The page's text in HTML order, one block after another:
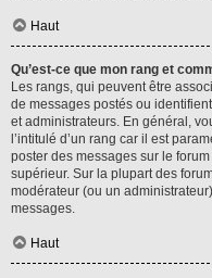
Haut
Qu’est-ce que mon rang et
Les rangs, qui peuvent être
de messages postés ou
et administrateurs. En général,
l’intitulé d’un rang car il est
poster des messages sur le
supérieur. Sur la plupart des
modérateur (ou un
messages.
Haut